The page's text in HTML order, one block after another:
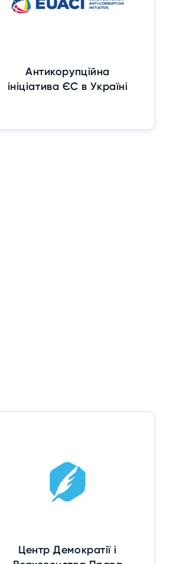
Антикорупційна
ініціатива ЄС в Україні
Центр Демократії і